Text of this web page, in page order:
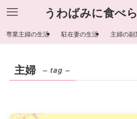
うわばみに食べ
専業主婦の生活 駐在妻の生活 主婦の
主婦 – tag –